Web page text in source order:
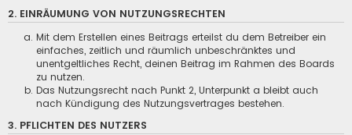
2. EINRÄUMUNG VON NUTZUNGSRECHTEN
Mit dem Erstellen eines Beitrags erteilst du dem Betreiber ein
einfaches, zeitlich und räumlich unbeschränktes und
unentgeltliches Recht, deinen Beitrag im Rahmen des Boards
zu nutzen.
Das Nutzungsrecht nach Punkt 2, Unterpunkt a bleibt auch
nach Kündigung des Nutzungsvertrages bestehen.
3. PFLICHTEN DES NUTZERS